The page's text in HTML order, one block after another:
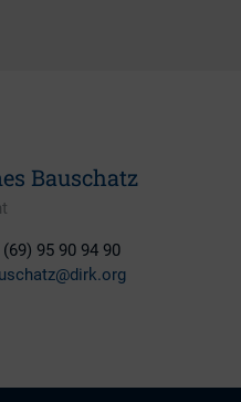
Bauschatz
95 90 94 90
@dirk.org